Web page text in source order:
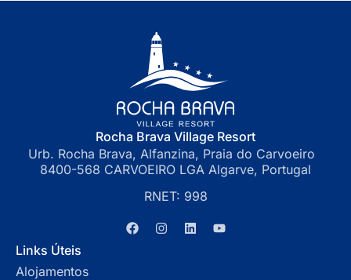
Rocha Brava Village Resort
Urb. Rocha Brava, Alfanzina, Praia do Carvoeiro
8400-568 CARVOEIRO LGA Algarve, Portugal
RNET: 998
Links Úteis
Alojamentos